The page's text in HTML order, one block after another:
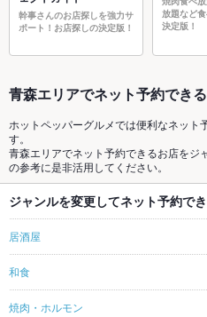
幹事さんのお店探しを強力サ
ポート！お店探しの決定版！
放題など
決定版！
青森エリアでネット予約でき
ホットペッパーグルメでは便利なネット
す。
青森エリアでネット予約できるお店をジ
の参考に是非活用してください。
ジャンルを変更してネット予約で
居酒屋
和食
焼肉・ホルモン